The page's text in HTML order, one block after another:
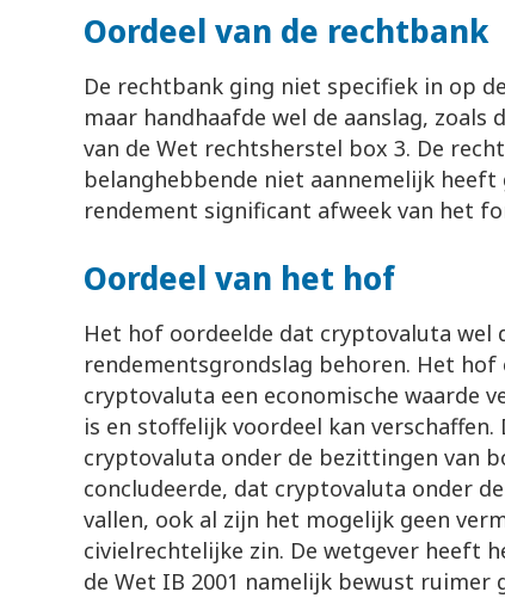
Oordeel van de rechtbank
De rechtbank ging niet specifiek in op
maar handhaafde wel de aanslag, zoals
van de Wet rechtsherstel box 3. De
belanghebbende niet aannemelijk
rendement significant afweek van het
Oordeel van het hof
Het hof oordeelde dat cryptovaluta wel
rendementsgrondslag behoren. Het
cryptovaluta een economische waarde
is en stoffelijk voordeel kan
cryptovaluta onder de bezittingen van
concludeerde, dat cryptovaluta onder
vallen, ook al zijn het mogelijk geen
civielrechtelijke zin. De wetgever heeft
de Wet IB 2001 namelijk bewust ruimer